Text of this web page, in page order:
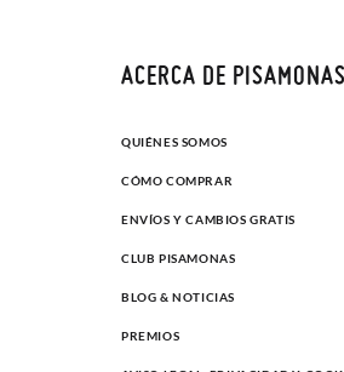
ACERCA DE PISAMONAS
QUIÉNES SOMOS
CÓMO COMPRAR
ENVÍOS Y CAMBIOS GRATIS
CLUB PISAMONAS
BLOG & NOTICIAS
PREMIOS